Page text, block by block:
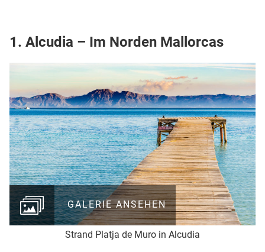
1. Alcudia – Im Norden Mallorcas
Strand Platja de Muro in Alcudia
GALERIE ANSEHEN